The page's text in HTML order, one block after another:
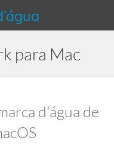
para Mac
d'água de